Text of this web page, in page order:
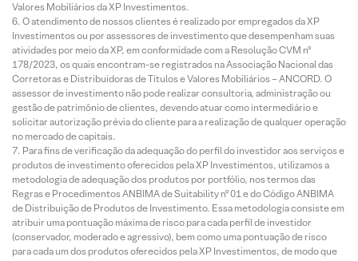
Valores Mobiliários da XP Investimentos.
O atendimento de nossos clientes é realizado por empregados da XP
Investimentos ou por assessores de investimento que desempenham suas
atividades por meio da XP, em conformidade com a Resolução CVM nº
178/2023, os quais encontram-se registrados na Associação Nacional das
Corretoras e Distribuidoras de Títulos e Valores Mobiliários – ANCORD. O
assessor de investimento não pode realizar consultoria, administração ou
gestão de patrimônio de clientes, devendo atuar como intermediário e
solicitar autorização prévia do cliente para a realização de qualquer operação
no mercado de capitais.
Para fins de verificação da adequação do perfil do investidor aos serviços e
produtos de investimento oferecidos pela XP Investimentos, utilizamos a
metodologia de adequação dos produtos por portfólio, nos termos das
Regras e Procedimentos ANBIMA de Suitability nº 01 e do Código ANBIMA
de Distribuição de Produtos de Investimento. Essa metodologia consiste em
atribuir uma pontuação máxima de risco para cada perfil de investidor
(conservador, moderado e agressivo), bem como uma pontuação de risco
para cada um dos produtos oferecidos pela XP Investimentos, de modo que